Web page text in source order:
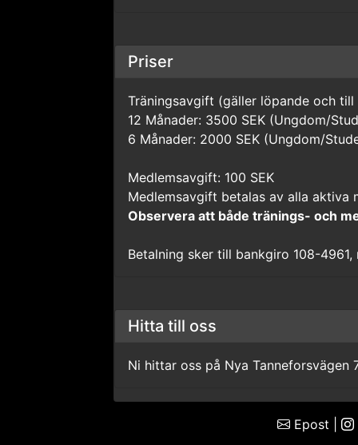
Priser
Träningsavgift (gäller löpande och
12 Månader: 3500 SEK (Ungdom/
6 Månader: 2000 SEK (Ungdom/
Medlemsavgift: 100 SEK
Medlemsavgift betalas av alla aktiva
Observera att både tränings- och
Betalning sker till bankgiro 108-
Hitta till oss
Ni hittar oss på Nya Tanneforsvägen
Epost